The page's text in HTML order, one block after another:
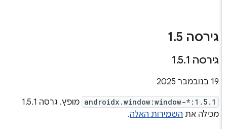
גירסה 1 .5
גירסה 1 .5. 1
‫19 בנובמבר 2025
androidx.window:window-*:1.5.1
מופץ. גרסה 1.5.1
מכילה אתהשמירות האלה.